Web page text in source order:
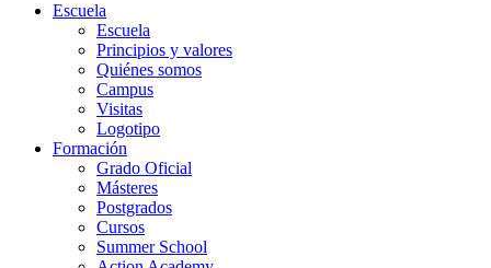
Escuela
Escuela
Principios y valores
Quiénes somos
Campus
Visitas
Logotipo
Formación
Grado Oficial
Másteres
Postgrados
Cursos
Summer School